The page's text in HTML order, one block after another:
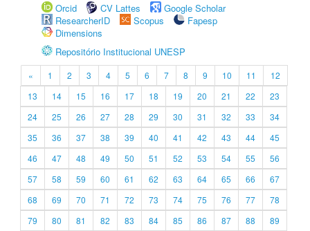
Orcid
CV Lattes
Google Scholar
ResearcherID
Scopus
Fapesp
Dimensions
Repositório Institucional UNESP
« 1 2 3 4 5 6 7 8 9 10 11
12
13
14 15 16 17 18 19 20 21 22
23
24
25 26 27 28 29 30 31 32 33
34
35
36 37 38 39 40 41 42 43 44
45
46
47 48 49 50 51 52 53 54 55
56
57
58 59 60 61 62 63 64 65 66
67
68
69 70 71 72 73 74 75 76 77
78
79
80 81 82 83 84 85 86 87 88
89